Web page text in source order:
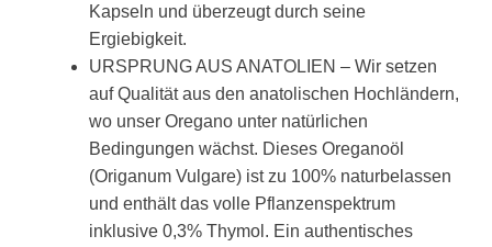
Kapseln und überzeugt durch seine
Ergiebigkeit.
URSPRUNG AUS ANATOLIEN – Wir setzen
auf Qualität aus den anatolischen Hochländern,
wo unser Oregano unter natürlichen
Bedingungen wächst. Dieses Oreganoöl
(Origanum Vulgare) ist zu 100% naturbelassen
und enthält das volle Pflanzenspektrum
inklusive 0,3% Thymol. Ein authentisches